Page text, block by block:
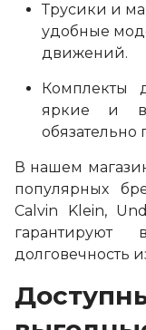
Трусики и
удобные
движений.
Комплекты
яркие и
обязательно
В нашем
популярных
Calvin Klein,
долговечность